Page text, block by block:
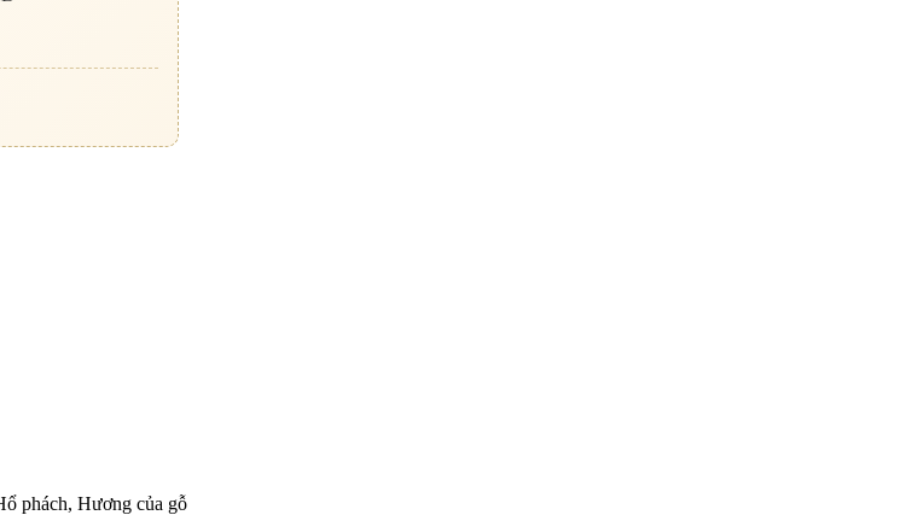
phách, Hương của gỗ